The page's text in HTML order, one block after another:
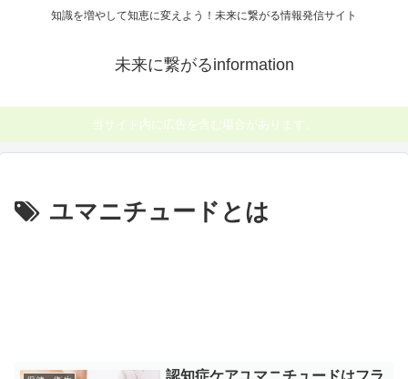
知識を増やして知恵に変えよう！未来に繋がる情報発信サイト
未来に繋がるinformation
当サイト内に広告を含む場合があります。
ユマニチュードとは